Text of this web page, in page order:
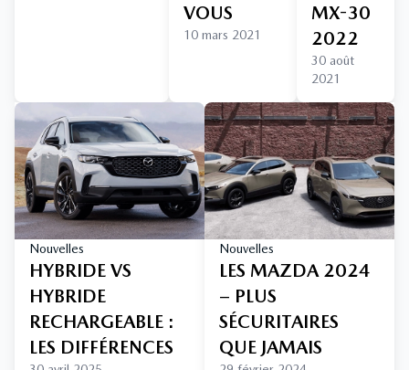
VOUS
10 mars 2021
MX-30
2022
30 août
2021
Nouvelles
HYBRIDE VS
HYBRIDE
RECHARGEABLE :
LES DIFFÉRENCES
Nouvelles
LES MAZDA 2024
– PLUS
SÉCURITAIRES
QUE JAMAIS